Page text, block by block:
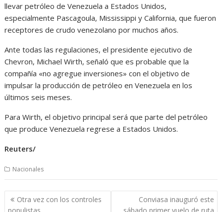
llevar petróleo de Venezuela a Estados Unidos,
especialmente Pascagoula, Mississippi y California, que fueron
receptores de crudo venezolano por muchos años.
Ante todas las regulaciones, el presidente ejecutivo de
Chevron, Michael Wirth, señaló que es probable que la
compañía «no agregue inversiones» con el objetivo de
impulsar la producción de petróleo en Venezuela en los
últimos seis meses.
Para Wirth, el objetivo principal será que parte del petróleo
que produce Venezuela regrese a Estados Unidos.
Reuters/
Nacionales
Navegación
Otra vez con los controles
Conviasa inauguró este